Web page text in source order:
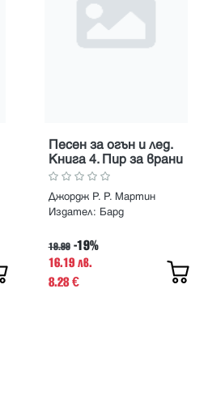
Песен за огън и лед.
Книга 4. Пир за врани
Джордж Р. Р. Мартин
Издател: Бард
19.99 -19%
16.19 лв.
8.28€